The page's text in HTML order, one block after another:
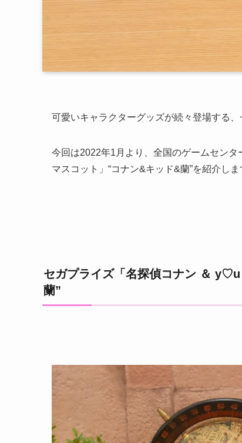
可愛いキャラクターグッズが続々登場する、
今回は2022年1月より、全国のゲームセン
マスコット」“コナン&キッド&蘭”を紹介しま
セガプライズ「名探偵コナン ＆
蘭”